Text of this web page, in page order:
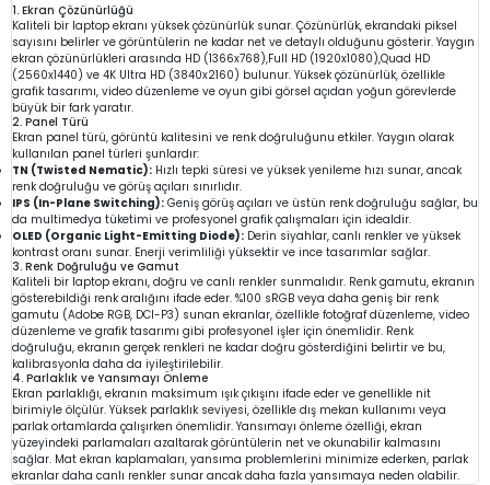
1. Ekran Çözünürlüğü
Kaliteli bir laptop ekranı yüksek çözünürlük sunar. Çözünürlük, ekrandaki piksel
sayısını belirler ve görüntülerin ne kadar net ve detaylı olduğunu gösterir. Yaygın
ekran çözünürlükleri arasında HD (1366x768),Full HD (1920x1080),Quad HD
(2560x1440) ve 4K Ultra HD (3840x2160) bulunur. Yüksek çözünürlük, özellikle
grafik tasarımı, video düzenleme ve oyun gibi görsel açıdan yoğun görevlerde
büyük bir fark yaratır.
2. Panel Türü
Ekran panel türü, görüntü kalitesini ve renk doğruluğunu etkiler. Yaygın olarak
kullanılan panel türleri şunlardır:
TN (Twisted Nematic): Hızlı tepki süresi ve yüksek yenileme hızı sunar, ancak
renk doğruluğu ve görüş açıları sınırlıdır.
IPS (In-Plane Switching): Geniş görüş açıları ve üstün renk doğruluğu sağlar, bu
da multimedya tüketimi ve profesyonel grafik çalışmaları için idealdir.
OLED (Organic Light-Emitting Diode): Derin siyahlar, canlı renkler ve yüksek
kontrast oranı sunar. Enerji verimliliği yüksektir ve ince tasarımlar sağlar.
3. Renk Doğruluğu ve Gamut
Kaliteli bir laptop ekranı, doğru ve canlı renkler sunmalıdır. Renk gamutu, ekranın
gösterebildiği renk aralığını ifade eder. %100 sRGB veya daha geniş bir renk
gamutu (Adobe RGB, DCI-P3) sunan ekranlar, özellikle fotoğraf düzenleme, video
düzenleme ve grafik tasarımı gibi profesyonel işler için önemlidir. Renk
doğruluğu, ekranın gerçek renkleri ne kadar doğru gösterdiğini belirtir ve bu,
kalibrasyonla daha da iyileştirilebilir.
4. Parlaklık ve Yansımayı Önleme
Ekran parlaklığı, ekranın maksimum ışık çıkışını ifade eder ve genellikle nit
birimiyle ölçülür. Yüksek parlaklık seviyesi, özellikle dış mekan kullanımı veya
parlak ortamlarda çalışırken önemlidir. Yansımayı önleme özelliği, ekran
yüzeyindeki parlamaları azaltarak görüntülerin net ve okunabilir kalmasını
sağlar. Mat ekran kaplamaları, yansıma problemlerini minimize ederken, parlak
ekranlar daha canlı renkler sunar ancak daha fazla yansımaya neden olabilir.